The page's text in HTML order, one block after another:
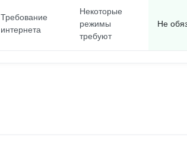
Требование
интернета
Некоторые
режимы
требуют
Не